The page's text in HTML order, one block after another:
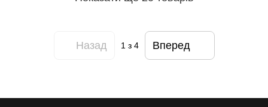
Назад 1 з 4 Вперед